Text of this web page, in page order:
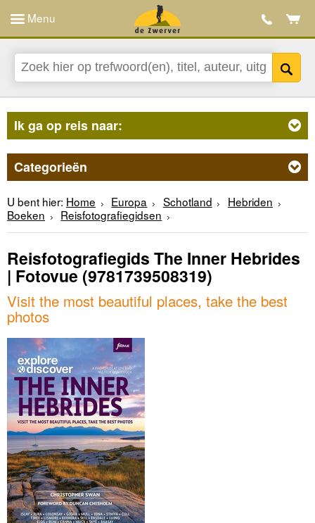
Menu
Ik ga op reis naar:
Categorieën
U bent hier: Home Europa Schotland
Hebriden
Boeken
Reisfotografiegidsen
Reisfotografiegids The Inner Hebrides
| Fotovue(9781739508319)
Visit the most beautiful places, take the best
photos